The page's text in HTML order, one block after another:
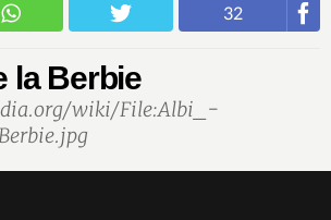
32
la Berbie
wiki/File:Albi_-